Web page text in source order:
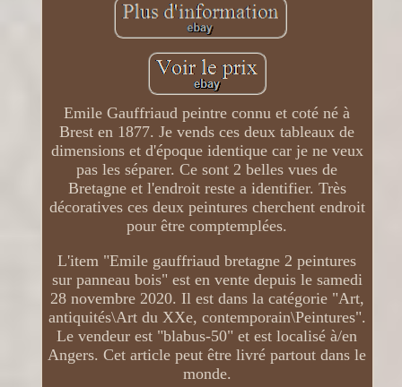
Emile Gauffriaud peintre connu et coté né à
Brest en 1877. Je vends ces deux tableaux de
dimensions et d'époque identique car je ne veux
pas les séparer. Ce sont 2 belles vues de
Bretagne et l'endroit reste a identifier. Très
décoratives ces deux peintures cherchent endroit
pour être comptemplées.
L'item "Emile gauffriaud bretagne 2 peintures
sur panneau bois" est en vente depuis le samedi
28 novembre 2020. Il est dans la catégorie "Art,
antiquités\Art du XXe, contemporain\Peintures".
Le vendeur est "blabus-50" et est localisé à/en
Angers. Cet article peut être livré partout dans le
monde.